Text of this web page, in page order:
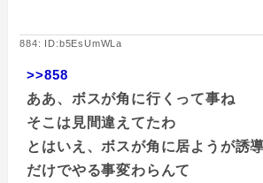
884: ID:b5EsUmWLa
>>858
ああ、ボスが角に行くって事ね
そこは見間違えてたわ
とはいえ、ボスが角に居ようが誘
だけでやる事変わらんて